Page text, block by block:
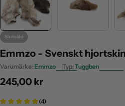
Slutsåld
Emmzo - Svenskt
Varumärke: Emmzo Typ: Tuggben
Ordinarie
245,00 kr
(4)